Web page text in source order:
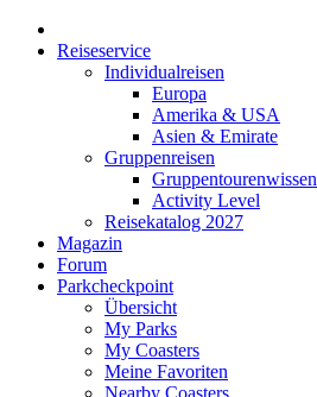
Reiseservice
Individualreisen
Europa
Amerika & USA
Asien & Emirate
Gruppenreisen
Gruppentourenwissen
Activity Level
Reisekatalog 2027
Magazin
Forum
Parkcheckpoint
Übersicht
My Parks
My Coasters
Meine Favoriten
Nearby Coasters